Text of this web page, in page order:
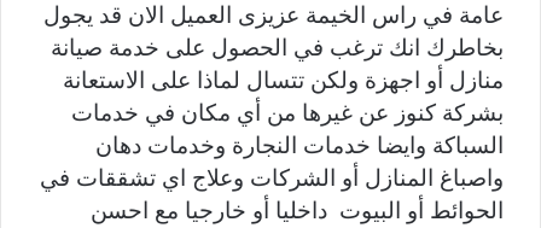
عامة في راس الخيمة عزيزى العميل الان قد يجول
بخاطرك انك ترغب في الحصول على خدمة صيانة
منازل أو اجهزة ولكن تتسال لماذا على الاستعانة
بشركة كنوز عن غيرها من أي مكان في خدمات
السباكة وايضا خدمات النجارة وخدمات دهان
واصباغ المنازل أو الشركات وعلاج اي تشققات في
الحوائط أو البيوت داخليا أو خارجيا مع احسن